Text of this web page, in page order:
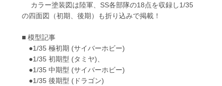
カラー塗装図は陸軍、SS各部隊の18点を収録し1/35
の四面図（初期、後期）も折り込みで掲載！
■ 模型記事
●1/35 極初期 (サイバーホビー)
●1/35 初期型 (タミヤ)、
●1/35 中期型 (サイバーホビー)
●1/35 後期型 (ドラゴン)